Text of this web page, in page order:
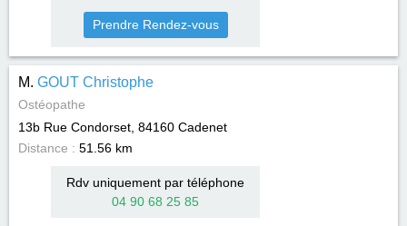
Prendre Rendez-vous
M. GOUT Christophe
Ostéopathe
13b Rue Condorset, 84160 Cadenet
Distance : 51.56 km
Rdv uniquement par téléphone
04 90 68 25 85